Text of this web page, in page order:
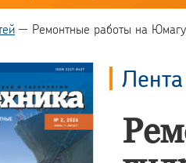
Ремонтные работы на